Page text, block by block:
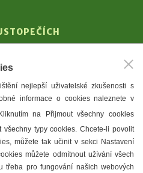
a galerie
meníčka
nejlepší uživatelské zkušenosti s
informace o cookies naleznete v
na Přijmout všechny cookies
typy cookies. Chcete-li povolit
můžete tak učinit v sekci Nastavení
můžete odmítnout užívání všech
třeba pro fungování našich webových